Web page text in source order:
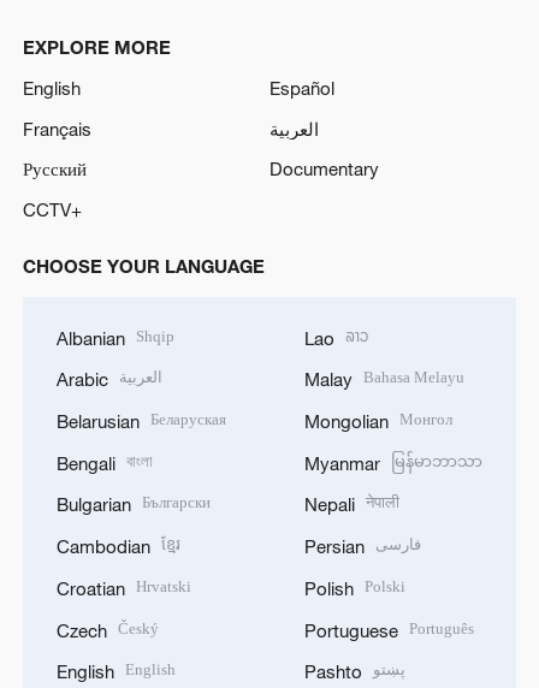
EXPLORE MORE
English
Español
Français
العربية
Русский
Documentary
CCTV+
CHOOSE YOUR LANGUAGE
Albanian Shqip
Arabic العربية
Belarusian Беларуская
Bengali বাংলা
Bulgarian Български
Cambodian ខ្មែរ
Croatian Hrvatski
Czech Český
English English
Lao ລາວ
Malay Bahasa Melayu
Mongolian Монгол
Myanmar မြန်မာဘာသာ
Nepali नेपाली
Persian فارسی
Polish Polski
Portuguese Português
Pashto پښتو